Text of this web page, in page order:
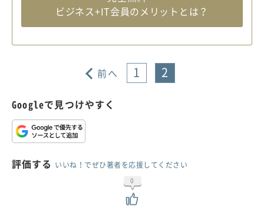
ビジネス+IT会員のメリットとは？
前へ 1 2
Googleで見つけやすく
評価する いいね！でぜひ著者を応援してください
0